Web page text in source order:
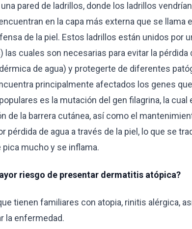
pared de ladrillos, donde los ladrillos
en la capa más externa que se llama
de la piel. Estos ladrillos están unidos por
cuales son necesarias para evitar la pérdida
de agua) y protegerte de diferentes
principalmente afectados los genes
es la mutación del gen filagrina, la
de la barrera cutánea, así como el
pérdida de agua a través de la piel, lo que se
mucho y se inflama.
riesgo de presentar dermatitis atópica?
tienen familiares con atopia, rinitis alérgica,
la enfermedad.